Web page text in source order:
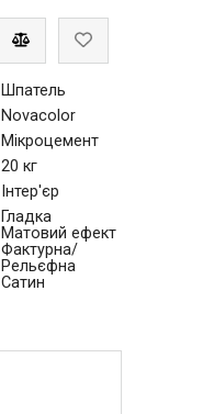
Шпатель
Novacolor
Мікроцемент
20 кг
Інтер'єр
Гладка
Матовий ефект
Фактурна/
Рельєфна
Сатин